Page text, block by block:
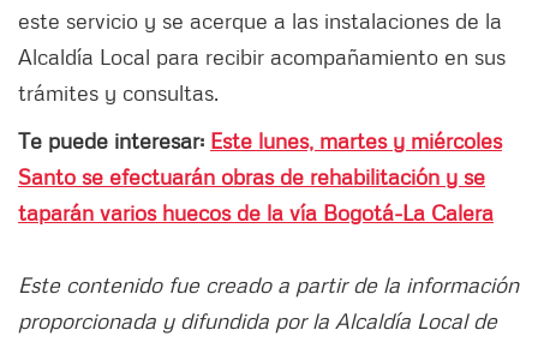
este servicio y se acerque a las instalaciones de la
Alcaldía Local para recibir acompañamiento en sus
trámites y consultas.
Te puede interesar: Este lunes, martes y miércoles
Santo se efectuarán obras de rehabilitación y se
taparán varios huecos de la vía Bogotá-La Calera
Este contenido fue creado a partir de la información
proporcionada y difundida por la Alcaldía Local de